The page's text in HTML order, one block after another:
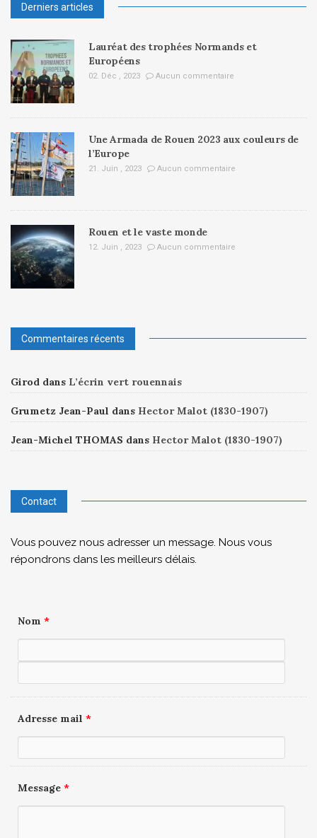
Derniers articles
Lauréat des trophées Normands et
Européens
02. Déc , 2023 Aucun commentaire
Une Armada de Rouen 2023 aux couleurs de
l’Europe
21. Juin , 2023 Aucun commentaire
Rouen et le vaste monde
12. Juin , 2023 Aucun commentaire
Commentaires récents
Girod dans L’écrin vert rouennais
Grumetz Jean-Paul dans Hector Malot (1830-1907)
Jean-Michel THOMAS dans Hector Malot (1830-1907)
Contact
Vous pouvez nous adresser un message. Nous vous
répondrons dans les meilleurs délais.
Nom *
Adresse mail *
Message *